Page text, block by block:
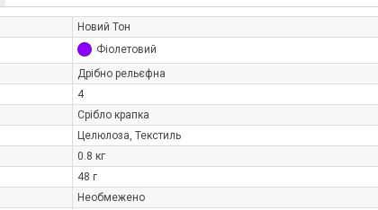
Новий Тон
Фіолетовий
Дрібно рельєфна
4
Срібло крапка
Целюлоза, Текстиль
0.8 кг
48 г
Необмежено